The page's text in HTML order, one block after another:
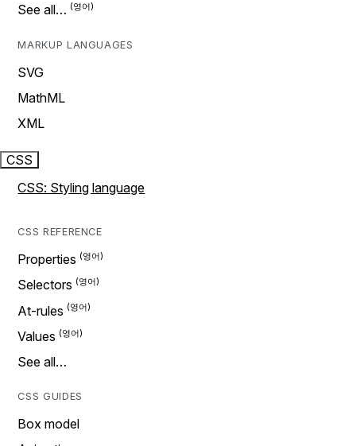
See all…
MARKUP LANGUAGES
SVG
MathML
XML
CSS
CSS: Styling language
CSS REFERENCE
Properties
Selectors
At-rules
Values
See all…
CSS GUIDES
Box model